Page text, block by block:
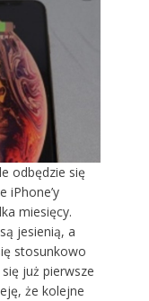
odbędzie się
iPhone’y
miesięcy.
jesienią, a
stosunkowo
już pierwsze
że kolejne